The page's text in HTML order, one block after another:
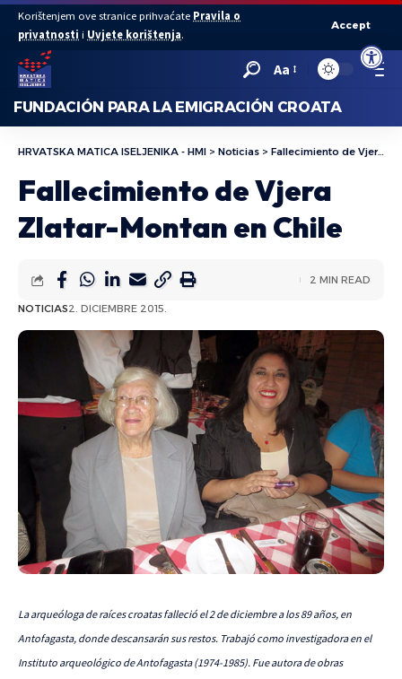
Abrir
Korištenjem ove stranice prihvaćate Pravila o
privatnosti i Uvjete korištenja.
Accept
Aa
FUNDACIÓN PARA LA EMIGRACIÓN CROATA
HRVATSKA MATICA ISELJENIKA - HMI > Noticias > Fallecimiento de Vjera Zlatar-Montan en Chile
Fallecimiento de Vjera
Zlatar-Montan en Chile
NOTICIAS2. DICIEMBRE 2015.
2 MIN READ
La arqueóloga de raíces croatas falleció el 2 de diciembre a los 89 años, en
Antofagasta, donde descansarán sus restos. Trabajó como investigadora en el
Instituto arqueológico de Antofagasta (1974-1985). Fue autora de obras